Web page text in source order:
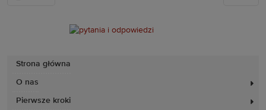
Strona główna
O nas
Pierwsze kroki